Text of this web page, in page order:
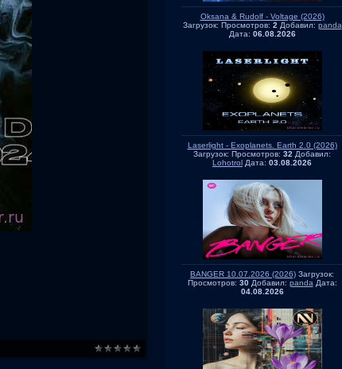
Oksana & Rudolf - Voltage (2026)
Загрузок: Просмотров: 2 Добавил: panda
Дата: 06.08.2026
Laserlight - Exoplanets. Earth 2.0 (2026)
Загрузок: Просмотров: 32 Добавил:
Lohotrol Дата: 03.08.2026
BANGER 10.07.2026 (2026) Загрузок:
Просмотров: 30Добавил: panda Дата:
04.08.2026